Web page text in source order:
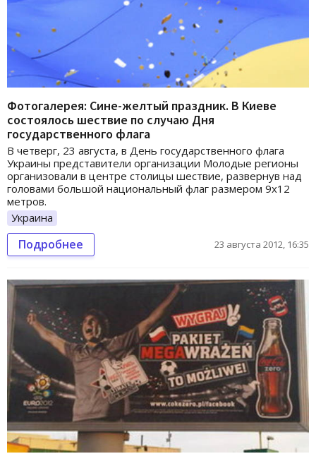
Фотогалерея: Сине-желтый праздник. В Киеве
состоялось шествие по случаю Дня
государственного флага
В четверг, 23 августа, в День государственного флага
Украины представители организации Молодые регионы
организовали в центре столицы шествие, развернув над
головами большой национальный флаг размером 9х12
метров.
Украина
Подробнее 23 августа 2012, 16:35